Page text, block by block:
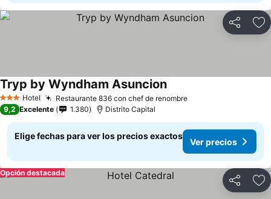
Compartir
3 Estrellas
Hotel Restaurante 836 con chef de renombre
Tryp by Wyndham Asuncion
9,2 Excelente 1.380 Distrito Capital
Elige fechas para ver los precios exactos
Ver precios
Compartir
Opción destacada